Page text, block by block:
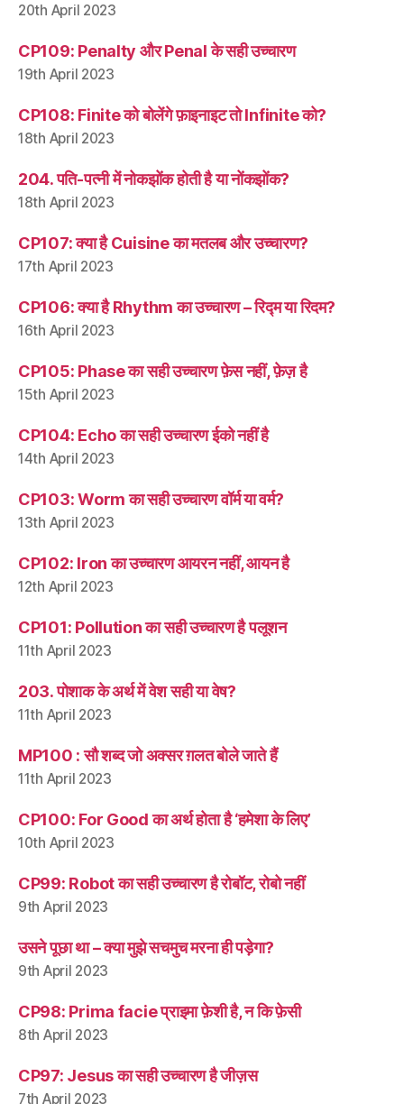
20th April 2023
CP109: Penalty और Penal के सही उच्चारण
19th April 2023
CP108: Finite को बोलेंगे फ़ाइनाइट तो Infinite को?
18th April 2023
204. पति-पत्नी में नोकझोंक होती है या नोंकझोंक?
18th April 2023
CP107: क्या है Cuisine का मतलब और उच्चारण?
17th April 2023
CP106: क्या है Rhythm का उच्चारण – रिद्म या रिदम?
16th April 2023
CP105: Phase का सही उच्चारण फ़ेस नहीं, फ़ेज़ है
15th April 2023
CP104: Echo का सही उच्चारण ईको नहीं है
14th April 2023
CP103: Worm का सही उच्चारण वॉर्म या वर्म?
13th April 2023
CP102: Iron का उच्चारण आयरन नहीं, आयन है
12th April 2023
CP101: Pollution का सही उच्चारण है पलूशन
11th April 2023
203. पोशाक के अर्थ में वेश सही या वेष?
11th April 2023
MP100 : सौ शब्द जो अक्सर ग़लत बोले जाते हैं
11th April 2023
CP100: For Good का अर्थ होता है ‘हमेशा के लिए’
10th April 2023
CP99: Robot का सही उच्चारण है रोबॉट, रोबो नहीं
9th April 2023
उसने पूछा था – क्या मुझे सचमुच मरना ही पड़ेगा?
9th April 2023
CP98: Prima facie प्राइमा फ़ेशी है, न कि फ़ेसी
8th April 2023
CP97: Jesus का सही उच्चारण है जीज़स
7th April 2023